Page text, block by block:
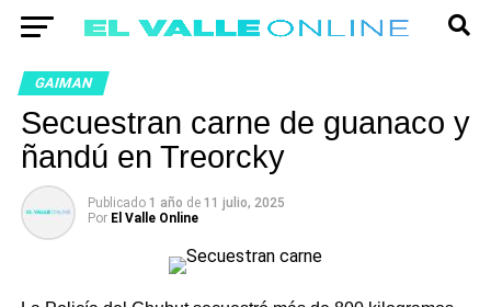
GAIMAN
Secuestran carne de guanaco y
ñandú en Treorcky
Publicado 1 año de 11 julio, 2025
Por El Valle Online